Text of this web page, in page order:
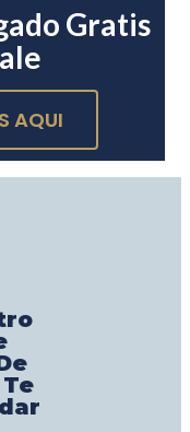
Gratis
AQUI